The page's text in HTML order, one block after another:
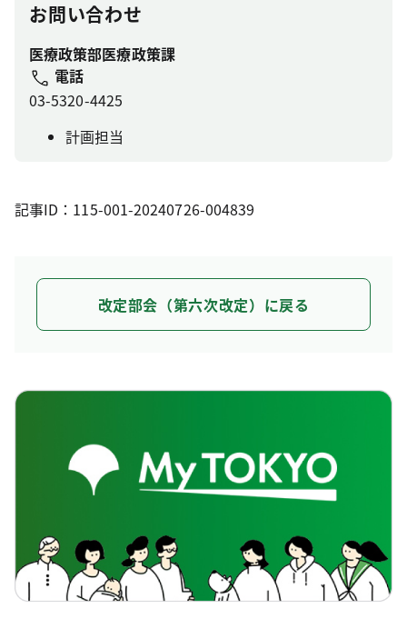
お問い合わせ
医療政策部医療政策課
電話
03-5320-4425
計画担当
記事ID：115-001-20240726-004839
改定部会（第六次改定）に戻る